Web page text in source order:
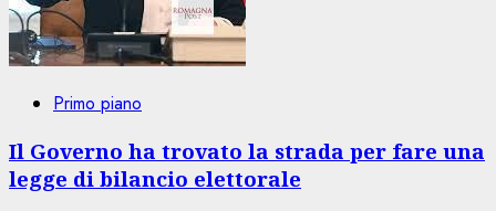
Primo piano
Il Governo ha trovato la strada per fare una
legge di bilancio elettorale